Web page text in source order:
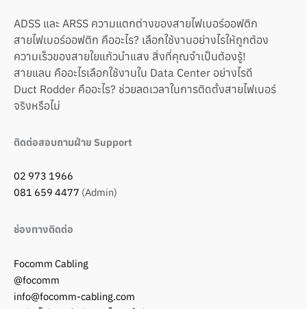
ADSS และ ARSS ความแตกต่างของสายไฟเบอร์ออฟติก
สายไฟเบอร์ออฟติก คืออะไร? เลือกใช้งานอย่างไรให้ถูกต้อง
ความเร็วของสายใยแก้วนำแสง สิ่งที่คุณจำเป็นต้องรู้!
สายแลน คืออะไรเลือกใช้งานใน Data Center อย่างไรดี
Duct Rodder คืออะไร? ช่วยลดเวลาในการติดตั้งสายไฟเบอร์
จริงหรือไม่
ติดต่อสอบถามฝ่าย Support
02 973 1966
081 659 4477 (Admin)
ช่องทางติดต่อ
Focomm Cabling
@focomm
info@focomm-cabling.com